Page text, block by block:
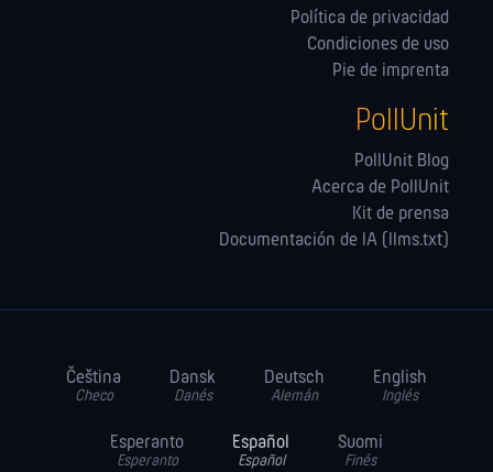
Política de privacidad
Condiciones de uso
Pie de imprenta
PollUnit
PollUnit Blog
Acerca de PollUnit
Kit de prensa
Documentación de IA (llms.txt)
Čeština
Checo
Dansk
Danés
Deutsch
Alemán
English
Inglés
Esperanto
Esperanto
Español
Español
Suomi
Finés